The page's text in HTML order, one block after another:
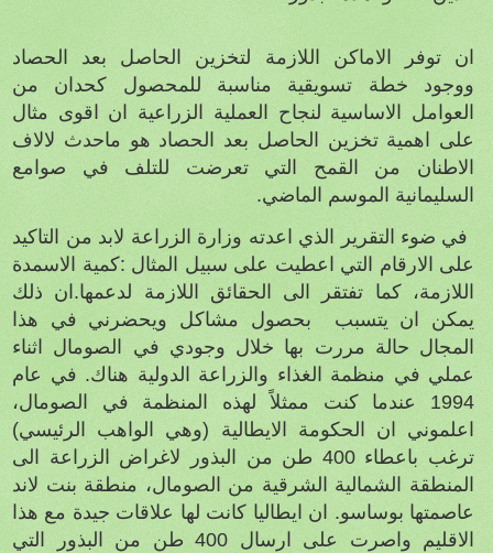
ان توفر الاماكن اللازمة
لتخزين الحاصل بعد الحصاد
ووجود خطة تسويقية مناسبة للمحصول كحدان من
العوامل الاساسية لنجاح العملية الزراعية ان اقوى مثال
على اهمية تخزين الحاصل بعد الحصاد هو ماحدث لالاف
الاطنان من القمح التي تعرضت للتلف في صوامع
السليمانية الموسم الماضي.
في ضوء التقرير الذي اعدته وزارة الزراعة لابد من التاكيد
على الارقام التي اعطيت على سبيل المثال :كمية الاسمدة
اللازمة، كما تفتقر الى الحقائق اللازمة لدعمها.ان ذلك
يمكن ان يتسبب
بحصول مشاكل ويحضرني في هذا
المجال حالة مررت بها خلال وجودي في الصومال اثناء
عملي في منظمة الغذاء والزراعة الدولية هناك. في عام
1994 عندما كنت ممثلاً لهذه المنظمة في الصومال،
اعلموني ان الحكومة الايطالية (وهي الواهب الرئيسي)
ترغب باعطاء 400 طن من البذور لاغراض الزراعة الى
المنطقة الشمالية الشرقية من الصومال، منطقة بنت لاند
عاصمتها بوساسو. ان ايطاليا كانت لها علاقات جيدة مع هذا
الاقليم واصرت على ارسال 400 طن من البذور التي